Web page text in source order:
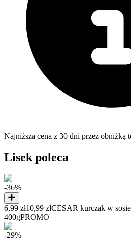
Najniższa cena z 30 dni przez obniżką
Lisek poleca
-36%
6,99 zł10,99 złCESAR kurczak w sosie
400gPROMO
-29%